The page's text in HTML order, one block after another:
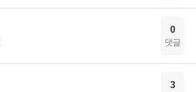
0
댓글
3